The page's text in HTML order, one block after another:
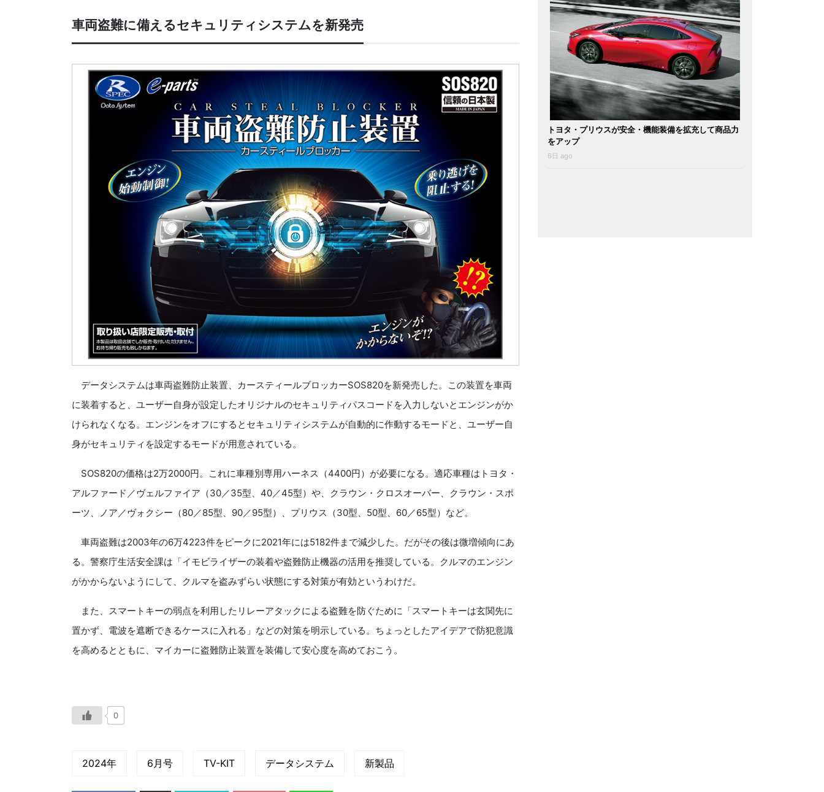
車両盗難に備えるセキュリティシステムを新発売
データシステムは車両盗難防止装置、カースティールブロッカーSOS820を新発売した。この装置を車両
に装着すると、ユーザー自身が設定したオリジナルのセキュリティパスコードを入力しないとエンジンがか
けられなくなる。エンジンをオフにするとセキュリティシステムが自動的に作動するモードと、ユーザー自
身がセキュリティを設定するモードが用意されている。
SOS820の価格は2万2000円。これに車種別専用ハーネス（4400円）が必要になる。適応車種はトヨタ・
アルファード／ヴェルファイア（30／35型、40／45型）や、クラウン・クロスオーバー、クラウン・スポ
ーツ、ノア／ヴォクシー（80／85型、90／95型）、プリウス（30型、50型、60／65型）など。
車両盗難は2003年の6万4223件をピークに2021年には5182件まで減少した。だがその後は微増傾向にあ
る。警察庁生活安全課は「イモビライザーの装着や盗難防止機器の活用を推奨している。クルマのエンジン
がかからないようにして、クルマを盗みずらい状態にする対策が有効というわけだ。
また、スマートキーの弱点を利用したリレーアタックによる盗難を防ぐために「スマートキーは玄関先に
置かず、電波を遮断できるケースに入れる」などの対策を明示している。ちょっとしたアイデアで防犯意識
を高めるとともに、マイカーに盗難防止装置を装備して安心度を高めておこう。
0
2024年 6月号 TV-KIT データシステム 新製品
トヨタ・プリウスが安全・機能装備を拡充して商品力
をアップ
6日 ago